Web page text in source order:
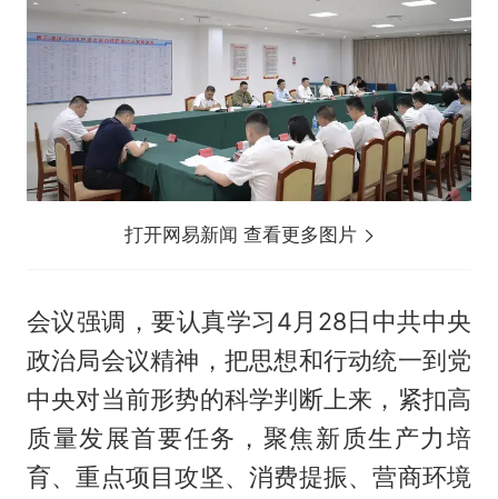
打开网易新闻 查看更多图片
会议强调，要认真学习4月28日中共中央
政治局会议精神，把思想和行动统一到党
中央对当前形势的科学判断上来，紧扣高
质量发展首要任务，聚焦新质生产力培
育、重点项目攻坚、消费提振、营商环境